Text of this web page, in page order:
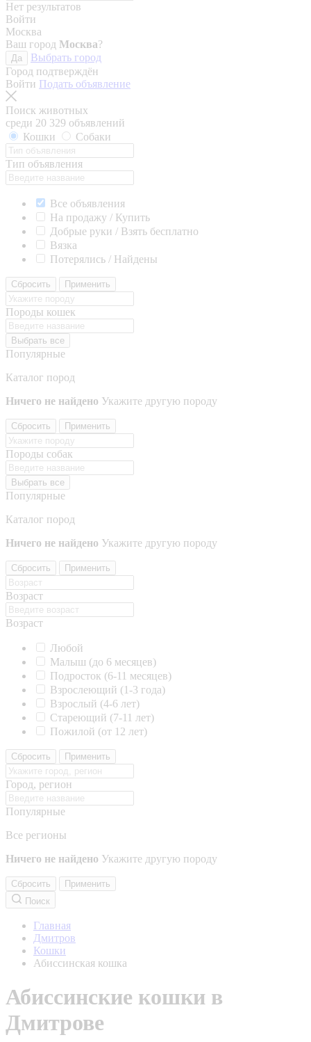
Нет результатов
Войти
Москва
Ваш город Москва?
Да
Выбрать город
Город подтверждён
Войти Подать объявление
Поиск животных
среди 20 329 объявлений
Кошки
Собаки
Тип объявления
Все объявления
На продажу / Купить
Добрые руки / Взять бесплатно
Вязка
Потерялись / Найдены
Сбросить Применить
Породы кошек
Выбрать все
Популярные
Каталог пород
Ничего не найдено Укажите другую породу
Сбросить Применить
Породы собак
Выбрать все
Популярные
Каталог пород
Ничего не найдено Укажите другую породу
Сбросить Применить
Возраст
Возраст
Любой
Малыш (до 6 месяцев)
Подросток (6-11 месяцев)
Взрослеющий (1-3 года)
Взрослый (4-6 лет)
Стареющий (7-11 лет)
Пожилой (от 12 лет)
Сбросить Применить
Город, регион
Популярные
Все регионы
Ничего не найдено Укажите другую породу
Сбросить
Применить
Поиск
Главная
Дмитров
Кошки
Абиссинская кошка
Абиссинские кошки в
Дмитрове